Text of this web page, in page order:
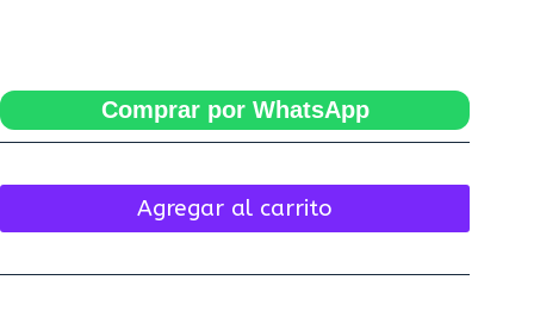
Comprar por WhatsApp
Agregar al carrito